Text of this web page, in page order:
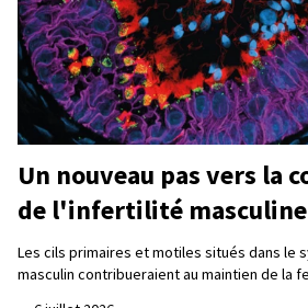
Un nouveau pas vers la
de l'infertilité masculine
Les cils primaires et motiles situés dans le
masculin contribueraient au maintien de la